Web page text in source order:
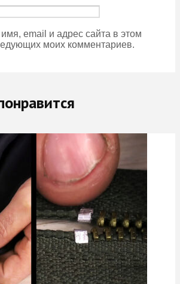
email и адрес сайта в этом
моих комментариев.